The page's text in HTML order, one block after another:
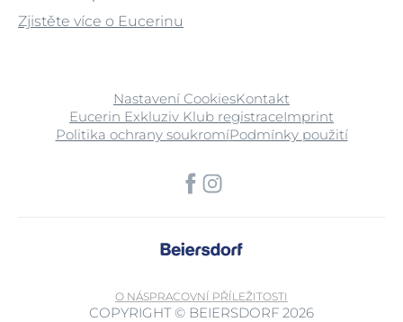
Zjistěte více o Eucerinu
Nastavení CookiesKontakt
Eucerin Exkluziv Klub registraceImprint
Politika ochrany soukromíPodmínky použití
O NÁSPRACOVNÍ PŘÍLEŽITOSTI
COPYRIGHT © BEIERSDORF 2026